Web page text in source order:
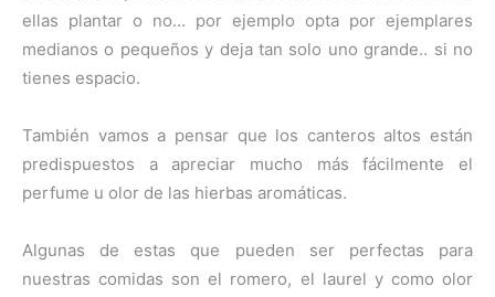
ellas plantar o no… por ejemplo opta por ejemplares
medianos o pequeños y deja tan solo uno grande.. si no
tienes espacio.
También vamos a pensar que los canteros altos están
predispuestos a apreciar mucho más fácilmente el
perfume u olor de las hierbas aromáticas.
Algunas de estas que pueden ser perfectas para
nuestras comidas son el romero, el laurel y como olor